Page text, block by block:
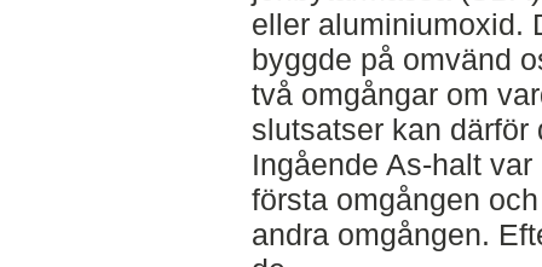
eller aluminiumoxid.
byggde på omvänd
två omgångar om
slutsatser kan därför
Ingående As-halt
första omgången
andra omgången.